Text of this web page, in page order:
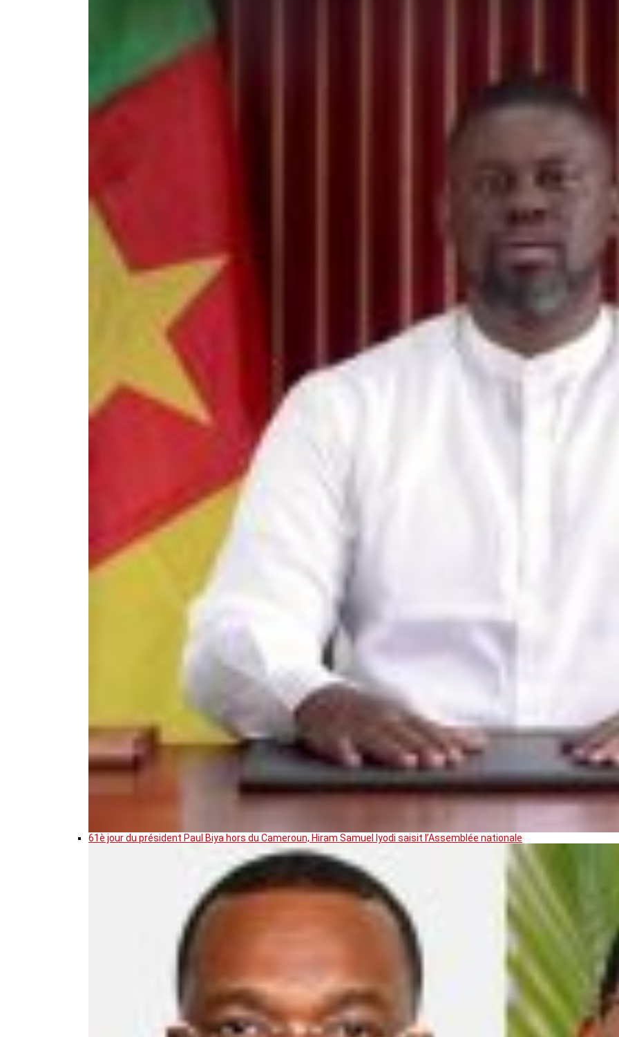
61è jour du président Paul Biya hors du Cameroun, Hiram Samuel Iyodi saisit l’Assemblée nationale